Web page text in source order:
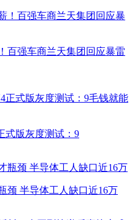
百强车商兰天集团回应暴雷
式版灰度测试：9
颈 半导体工人缺口近16万